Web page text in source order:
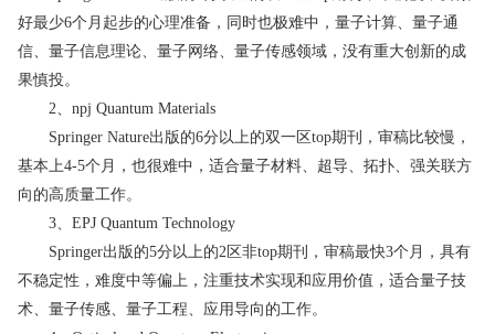
好最少6个月起步的心理准备，同时也极难中，量子计算、量子通
信、量子信息理论、量子网络、量子传感领域，没有重大创新的成
果慎投。
2、npj Quantum Materials
Springer Nature出版的6分以上的双一区top期刊，审稿比较慢，
基本上4-5个月，也很难中，适合量子材料、超导、拓扑、强关联方
向的高质量工作。
3、EPJ Quantum Technology
Springer出版的5分以上的2区非top期刊，审稿最快3个月，具有
不稳定性，难度中等偏上，注重技术实现和应用价值，适合量子技
术、量子传感、量子工程、应用导向的工作。